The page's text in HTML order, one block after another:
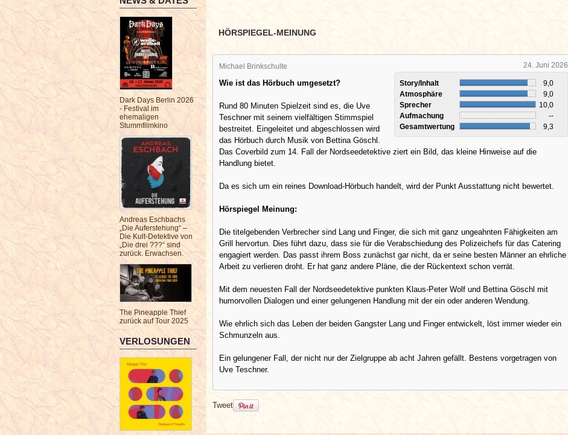
Dark Days Berlin 2026
- Festival im
ehemaligen
Stummfilmkino
Andreas Eschbachs
„Die Auferstehung“ –
Die Kult-Detektive von
„Die drei ???“ sind
zurück. Erwachsen.
The Pineapple Thief
zurück auf Tour 2025
VERLOSUNGEN
HÖRSPIEGEL-MEINUNG
24. Juni 2026
Michael Brinkschulte
Story/Inhalt
9,0
Atmosphäre
9,0
Sprecher
10,0
Aufmachung
--
Gesamtwertung
9,3
Wie ist das Hörbuch umgesetzt?
Rund 80 Minuten Spielzeit sind es, die Uve
Teschner mit seinem vielfältigen Stimmspiel
bestreitet. Eingeleitet und abgeschlossen wird
das Hörbuch durch Musik von Bettina Göschl.
Das Coverbild zum 14. Fall der Nordseedetektive ziert ein Bild, das kleine Hinweise auf die
Handlung bietet.
Da es sich um ein reines Download-Hörbuch handelt, wird der Punkt Ausstattung nicht bewertet.
Hörspiegel Meinung:
Die titelgebenden Verbrecher sind Lang und Finger, die sich mit ganz ungeahnten Fähigkeiten am
Grill hervortun. Dies führt dazu, dass sie für die Verabschiedung des Polizeichefs für das Catering
engagiert werden. Das passt ihrem Boss zunächst gar nicht, da er seine besten Männer an ehrliche
Arbeit zu verlieren droht. Er hat ganz andere Pläne, die der Rückentext schon verrät.
Mit dem neuesten Fall der Nordseedetektive punkten Klaus-Peter Wolf und Bettina Göschl mit
humorvollen Dialogen und einer gelungenen Handlung mit der ein oder anderen Wendung.
Wie ehrlich sich das Leben der beiden Gangster Lang und Finger entwickelt, löst immer wieder ein
Schmunzeln aus.
Ein gelungener Fall, der nicht nur der Zielgruppe ab acht Jahren gefällt. Bestens vorgetragen von
Uve Teschner.
Tweet